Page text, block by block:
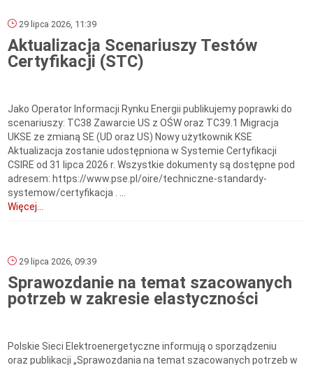
29 lipca 2026, 11:39
Aktualizacja Scenariuszy Testów
Certyfikacji (STC)
Jako Operator Informacji Rynku Energii publikujemy poprawki do
scenariuszy: TC38 Zawarcie US z OŚW oraz TC39.1 Migracja
UKSE ze zmianą SE (UD oraz US) Nowy użytkownik KSE
Aktualizacja zostanie udostępniona w Systemie Certyfikacji
CSIRE od 31 lipca 2026 r. Wszystkie dokumenty są dostępne pod
adresem: https://www.pse.pl/oire/techniczne-standardy-
systemow/certyfikacja . ...
Więcej...
29 lipca 2026, 09:39
Sprawozdanie na temat szacowanych
potrzeb w zakresie elastyczności
Polskie Sieci Elektroenergetyczne informują o sporządzeniu
oraz publikacji „Sprawozdania na temat szacowanych potrzeb w